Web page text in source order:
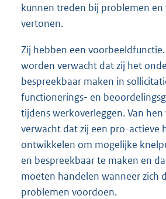
kunnen treden bij problemen
vertonen.
Zij hebben een
worden verwacht dat zij het
bespreekbaar maken in
functionerings- en
tijdens werkoverleggen. Van
verwacht dat zij een pro-actieve
ontwikkelen om mogelijke
en bespreekbaar te maken en
moeten handelen wanneer zich
problemen voordoen.